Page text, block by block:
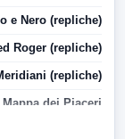
e Nero (repliche)
Roger (repliche)
(repliche)
Mappa dei Piaceri